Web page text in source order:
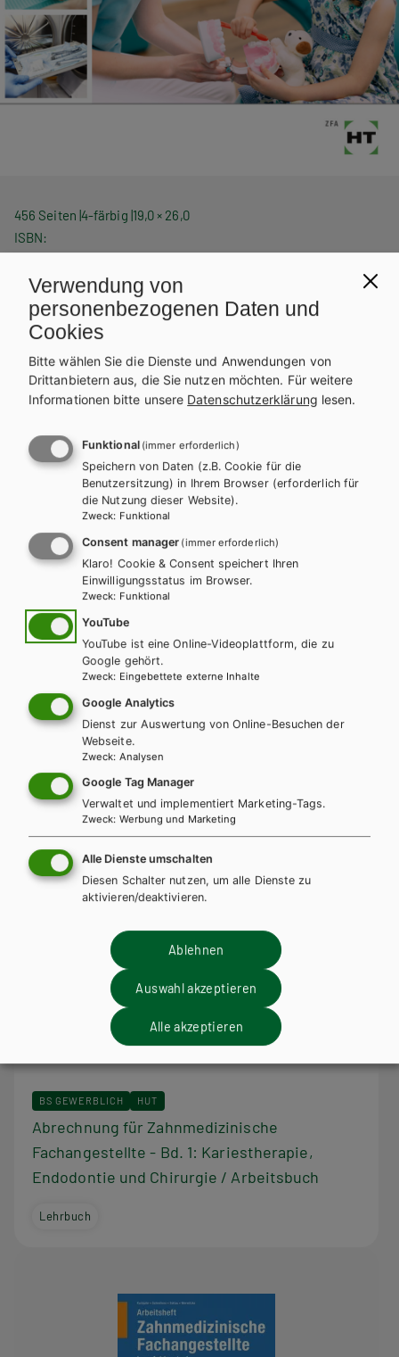
456 Seiten 4-färbig 19,0 × 26,0
ISBN
REIHE
Zahnmedizinische Fachangestellte
PRODUKTVARIANTEN
Lehrbuch Lehrbuch
Lehrbuch + E-Book
47,20 €
Arbeitsbuch
Preise inkl. MwSt., zzgl. Versandkosten | E-Book-Codes sind nur bei Bestellung
über die Schulbuchaktion enthalten. | *Exklusiv über die Schulbuchaktion
erhältlich.
Weitere Bände dieser
Schulbuchreihe
BS GEWERBLICH HUT
Abrechnung für Zahnmedizinische
Fachangestellte - Bd. 1: Kariestherapie,
Endodontie und Chirurgie / Arbeitsbuch
Lehrbuch
Verwendung von
personenbezogenen Daten und
Cookies
Bitte wählen Sie die Dienste und Anwendungen von
Drittanbietern aus, die Sie nutzen möchten. Für weitere
Informationen bitte unsere Datenschutzerklärung lesen.
Funktional (immer erforderlich)
Speichern von Daten (z.B. Cookie für die
Benutzersitzung) in Ihrem Browser (erforderlich für
die Nutzung dieser Website).
Zweck: Funktional
Consent manager (immer erforderlich)
Klaro! Cookie & Consent speichert Ihren
Einwilligungsstatus im Browser.
Zweck: Funktional
YouTube
YouTube ist eine Online-Videoplattform, die zu
Google gehört.
Zweck: Eingebettete externe Inhalte
Google Analytics
Dienst zur Auswertung von Online-Besuchen der
Webseite.
Zweck: Analysen
Google Tag Manager
Verwaltet und implementiert Marketing-Tags.
Zweck: Werbung und Marketing
Alle Dienste umschalten
Diesen Schalter nutzen, um alle Dienste zu
aktivieren/deaktivieren.
Ablehnen
Auswahl akzeptieren
Alle akzeptieren